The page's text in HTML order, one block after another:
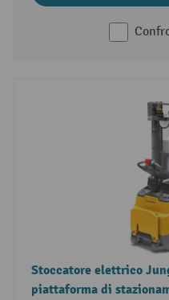
Stoccatore elettrico
piattaforma di